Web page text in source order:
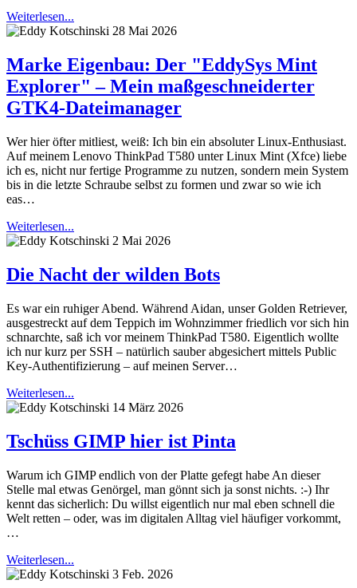
Weiterlesen...
28 Mai 2026
Marke Eigenbau: Der "EddySys Mint
Explorer" – Mein maßgeschneiderter
GTK4-Dateimanager
Wer hier öfter mitliest, weiß: Ich bin ein absoluter Linux-Enthusiast.
Auf meinem Lenovo ThinkPad T580 unter Linux Mint (Xfce) liebe
ich es, nicht nur fertige Programme zu nutzen, sondern mein System
bis in die letzte Schraube selbst zu formen und zwar so wie ich
eas…
Weiterlesen...
2 Mai 2026
Die Nacht der wilden Bots
Es war ein ruhiger Abend. Während Aidan, unser Golden Retriever,
ausgestreckt auf dem Teppich im Wohnzimmer friedlich vor sich hin
schnarchte, saß ich vor meinem ThinkPad T580. Eigentlich wollte
ich nur kurz per SSH – natürlich sauber abgesichert mittels Public
Key-Authentifizierung – auf meinen Server…
Weiterlesen...
14 März 2026
Tschüss GIMP hier ist Pinta
Warum ich GIMP endlich von der Platte gefegt habe An dieser
Stelle mal etwas Genörgel, man gönnt sich ja sonst nichts. :-) Ihr
kennt das sicherlich: Du willst eigentlich nur mal eben schnell die
Welt retten – oder, was im digitalen Alltag viel häufiger vorkommt,
…
Weiterlesen...
3 Feb. 2026